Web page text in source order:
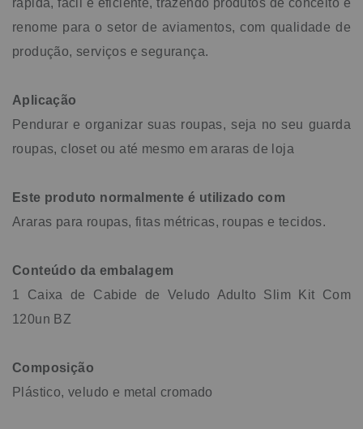
renome para o setor de aviamentos, com qualidade de
produção, serviços e segurança.
Aplicação
Pendurar e organizar suas roupas, seja no seu guarda
roupas, closet ou até mesmo em araras de loja
Este produto normalmente é utilizado com
Araras para roupas, fitas métricas, roupas e tecidos.
Conteúdo da embalagem
1 Caixa de Cabide de Veludo Adulto Slim Kit Com
120un BZ
Composição
Plástico, veludo e metal cromado